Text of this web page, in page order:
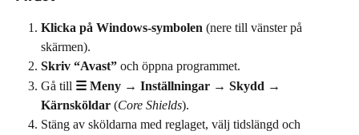
Klicka på Windows-symbolen (nere till vänster på
skärmen).
Skriv “Avast” och öppna programmet.
Gå till ☰ Meny → Inställningar → Skydd →
Kärnsköldar (Core Shields).
Stäng av sköldarna med reglaget, välj tidslängd och